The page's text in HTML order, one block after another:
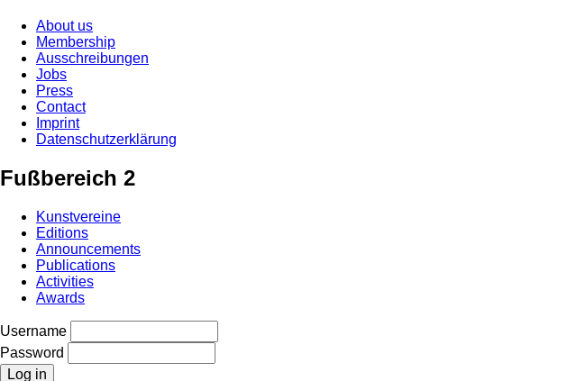
About us
Membership
Ausschreibungen
Jobs
Press
Contact
Imprint
Datenschutzerklärung
Fußbereich 2
Kunstvereine
Editions
Announcements
Publications
Activities
Awards
Username
Password